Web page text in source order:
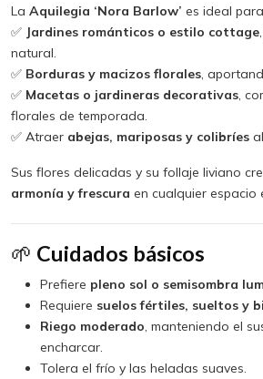
La Aquilegia ‘Nora Barlow’ es ideal
✅ Jardines románticos o estilo cottage
natural.
✅ Borduras y macizos florales,
✅ Macetas o jardineras decorativas,
florales de temporada.
✅ Atraer abejas, mariposas y colibríesal
Sus flores delicadas y su follaje liviano
armonía y frescura en cualquier espacio
🌱 Cuidados básicos
Prefiere pleno sol o semisombra
Requiere suelos fértiles, sueltos y
Riego moderado, manteniendo el
encharcar.
Tolera el frío y las heladas suaves.